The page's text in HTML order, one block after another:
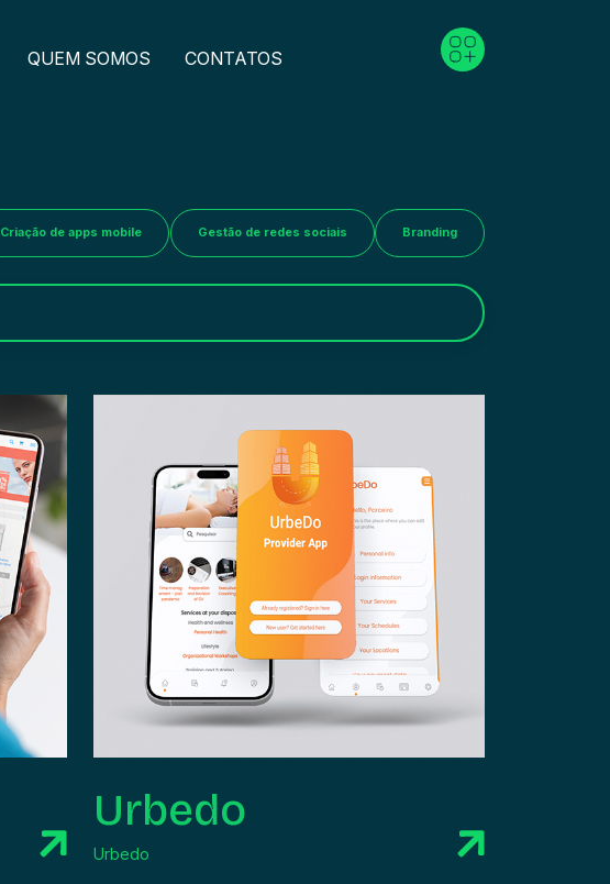
QUEM SOMOS CONTATOS
Criação de apps mobile Gestão de redes sociais Branding
Urbedo
Urbedo